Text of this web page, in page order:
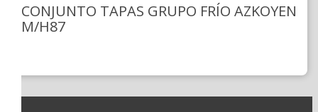
CONJUNTO TAPAS GRUPO FRÍO AZKOYEN
M/H87